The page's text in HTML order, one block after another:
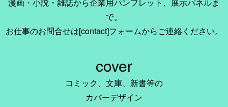
漫画・小説・雑誌から企業用パンフレット、展示パネルま
で。
お仕事のお問合せは[contact]フォームからご連絡ください。
cover
コミック、文庫、新書等の
カバーデザイン